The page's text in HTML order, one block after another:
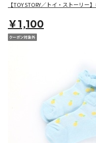
【TOY STORY／トイ・ストーリー
￥1,100